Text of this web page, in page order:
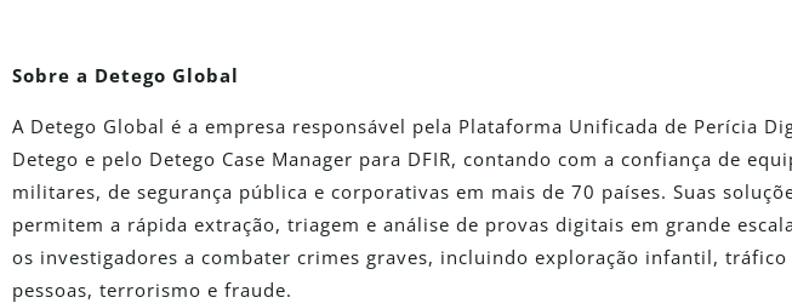
Sobre a Detego Global
A Detego Global é a empresa responsável pela Plataforma Unificada de Perícia
Detego e pelo Detego Case Manager para DFIR, contando com a confiança de
militares, de segurança pública e corporativas em mais de 70 países. Suas
permitem a rápida extração, triagem e análise de provas digitais em grande
os investigadores a combater crimes graves, incluindo exploração infantil, tráfico
pessoas, terrorismo e fraude.